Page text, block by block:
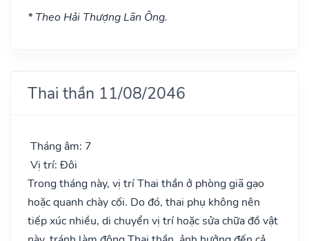
* Theo Hải Thượng Lãn Ông.
Thai thần 11/08/2046
Tháng âm: 7
Vị trí: Đôi
Trong tháng này, vị trí Thai thần ở phòng giã gạo
hoặc quanh chày cối. Do đó, thai phụ không nên
tiếp xúc nhiều, di chuyển vị trí hoặc sửa chữa đồ vật